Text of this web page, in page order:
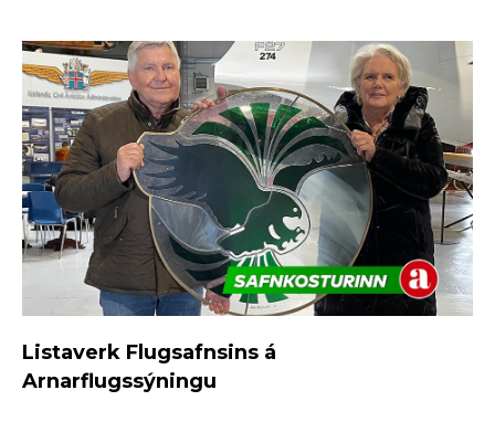
Listaverk Flugsafnsins á
Arnarflugssýningu